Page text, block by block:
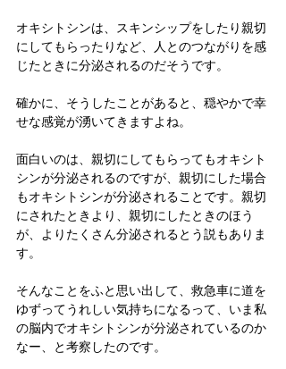
オキシトシンは、スキンシップをしたり親切
にしてもらったりなど、人とのつながりを感
じたときに分泌されるのだそうです。
確かに、そうしたことがあると、穏やかで幸
せな感覚が湧いてきますよね。
面白いのは、親切にしてもらってもオキシト
シンが分泌されるのですが、親切にした場合
もオキシトシンが分泌されることです。親切
にされたときより、親切にしたときのほう
が、よりたくさん分泌されるとう説もありま
す。
そんなことをふと思い出して、救急車に道を
ゆずってうれしい気持ちになるって、いま私
の脳内でオキシトシンが分泌されているのか
なー、と考察したのです。